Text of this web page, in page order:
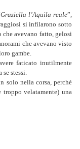
Graziella l’Aquila reale”,
si infilarono sotto
avevano fatto, gelosi
che avevano visto
gambe.
faticato inutilmente
se stessi.
solo nella corsa, perché
velatamente) una